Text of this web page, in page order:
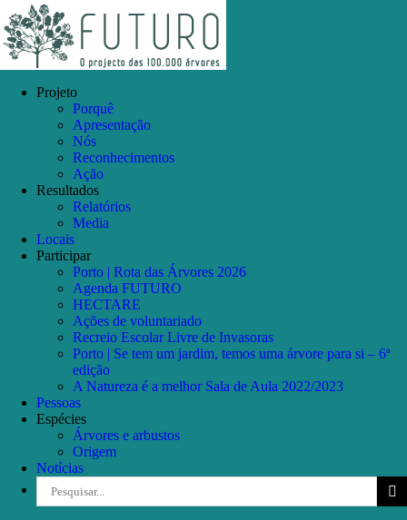
to
content
Facebook
Instagram
YouTube
Projeto
Porquê
Apresentação
Nós
Reconhecimentos
Ação
Resultados
Relatórios
Media
Locais
Participar
Porto | Rota das Árvores 2026
Agenda FUTURO
HECTARE
Ações de voluntariado
Recreio Escolar Livre de Invasoras
Porto | Se tem um jardim, temos uma árvore para si – 6ª
edição
A Natureza é a melhor Sala de Aula 2022/2023
Pessoas
Espécies
Árvores e arbustos
Origem
Notícias